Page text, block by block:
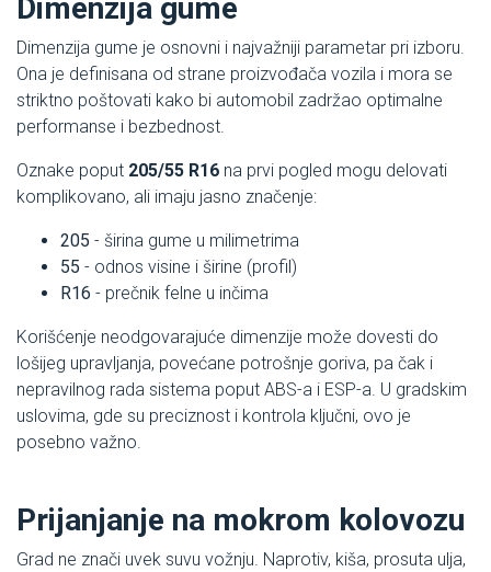
Dimenzija gume
Dimenzija gume je osnovni i najvažniji parametar pri izboru.
Ona je definisana od strane proizvođača vozila i mora se
striktno poštovati kako bi automobil zadržao optimalne
performanse i bezbednost.
Oznake poput 205/55 R16 na prvi pogled mogu delovati
komplikovano, ali imaju jasno značenje:
205 - širina gume u milimetrima
55 - odnos visine i širine (profil)
R16 - prečnik felne u inčima
Korišćenje neodgovarajuće dimenzije može dovesti do
lošijeg upravljanja, povećane potrošnje goriva, pa čak i
nepravilnog rada sistema poput ABS-a i ESP-a. U gradskim
uslovima, gde su preciznost i kontrola ključni, ovo je
posebno važno.
Prijanjanje na mokrom kolovozu
Grad ne znači uvek suvu vožnju. Naprotiv, kiša, prosuta ulja,